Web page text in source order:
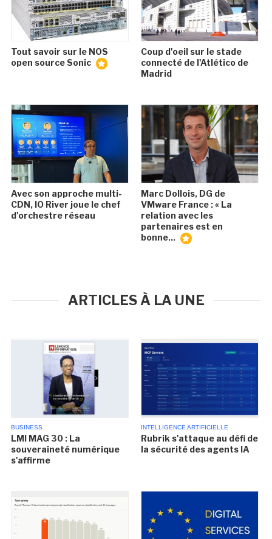
Tout savoir sur le NOS
open source Sonic
Coup d'oeil sur le stade
connecté de l'Atlético de
Madrid
Avec son approche multi-
CDN, IO River joue le chef
d'orchestre réseau
Marc Dollois, DG de
VMware France : « La
relation avec les
partenaires est en
bonne...
ARTICLES À LA UNE
BUSINESS
LMI MAG 30 : La
souveraineté numérique
s'affirme
INTELLIGENCE ARTIFICIELLE
Rubrik s'attaque au défi de
la sécurité des agents IA